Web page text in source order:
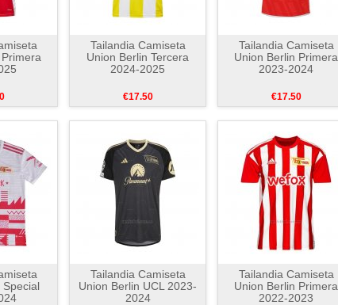
Tailandia Camiseta
Union Berlin Tercera
2024-2025
€17.50
Tailandia Camiseta
Union Berlin Primera
2023-2024
€17.50
Special
Tailandia Camiseta
Union Berlin UCL 2023-
2024
Tailandia Camiseta
Union Berlin Primera
2022-2023